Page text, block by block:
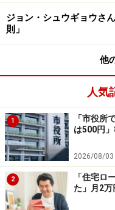
無理のない範囲で節
られていました。
ジョン・シュウギョウさ
則」
他
人気
1
「市役所
は500円
2026/08/03
2
「住宅ロ
た」月2万